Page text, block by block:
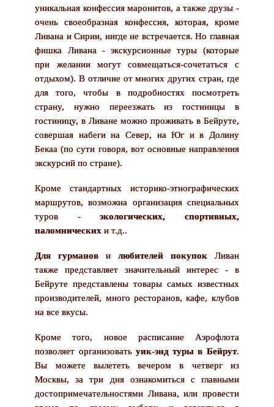
уникальная конфессия маронитов, а также друзы -
очень своеобразная конфессия, которая, кроме
Ливана и Сирии, нигде не встречается. Но главная
фишка Ливана - экскурсионные туры (которые
при желании могут совмещаться-сочетаться с
отдыхом). В отличие от многих других стран, где
для того, чтобы в подробностях посмотреть
страну, нужно переезжать из гостиницы в
гостиницу, в Ливане можно проживать в Бейруте,
совершая набеги на Север, на Юг и в Долину
Бекаа (по сути говоря, вот основные направления
экскурсий по стране).
Кроме стандартных историко-этнографических
маршрутов, возможна организация специальных
туров -экологических, спортивных,
паломнических и т.д..
Для гурманов и любителей покупок Ливан
также представляет значительный интерес - в
Бейруте представлены товары самых известных
производителей, много ресторанов, кафе, клубов
на все вкусы.
Кроме того, новое расписание Аэрофлота
позволяет организовать уик-энд туры в Бейрут.
Вы можете вылететь вечером в четверг из
Москвы, за три дня ознакомиться с главными
достопримечательностями Ливана, или провести